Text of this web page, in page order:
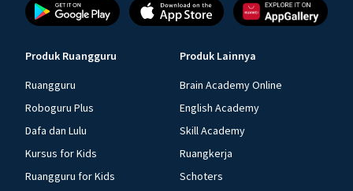
Produk Ruangguru
Ruangguru
Roboguru Plus
Dafa dan Lulu
Kursus for Kids
Ruangguru for Kids
Produk Lainnya
Brain Academy Online
English Academy
Skill Academy
Ruangkerja
Schoters